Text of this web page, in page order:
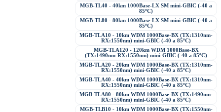
MGB-TL40 - 40km 1000Base-LX SM mini-GBIC (-40 a
85ºC)
MGB-TL80 - 80km 1000Base-LX SM mini-GBIC (-40 a
85ºC)
MGB-TLA10 - 10km WDM 1000Base-BX (TX:1310nm-
RX:1550nm) mini-GBIC (-40 a 85ºC)
MGB-TLA120 - 120km WDM 1000Base-BX
(TX:1490nm-RX:1550nm) mini-GBIC (-40 a 85ºC)
MGB-TLA20 - 20km WDM 1000Base-BX (TX:1310nm-
RX:1550nm) mini-GBIC (-40 a 85ºC)
MGB-TLA40 - 40km WDM 1000Base-BX (TX:1310nm-
RX:1550nm) mini-GBIC (-40 a 85ºC)
MGB-TLA80 - 80km WDM 1000Base-BX (TX:1490nm-
RX:1550nm) mini-GBIC (-40 a 85ºC)
MGB-TLB10 - 10km WDM 1000Base-BX (TX:1550nm-